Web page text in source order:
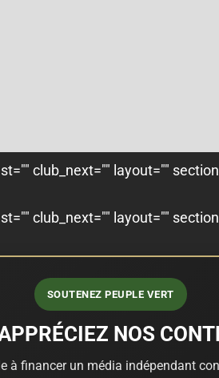
club_next="" layout=""
club_next="" layout=""
SOUTENEZ PEUPLE VERT
NOS
à financer un média indépendant